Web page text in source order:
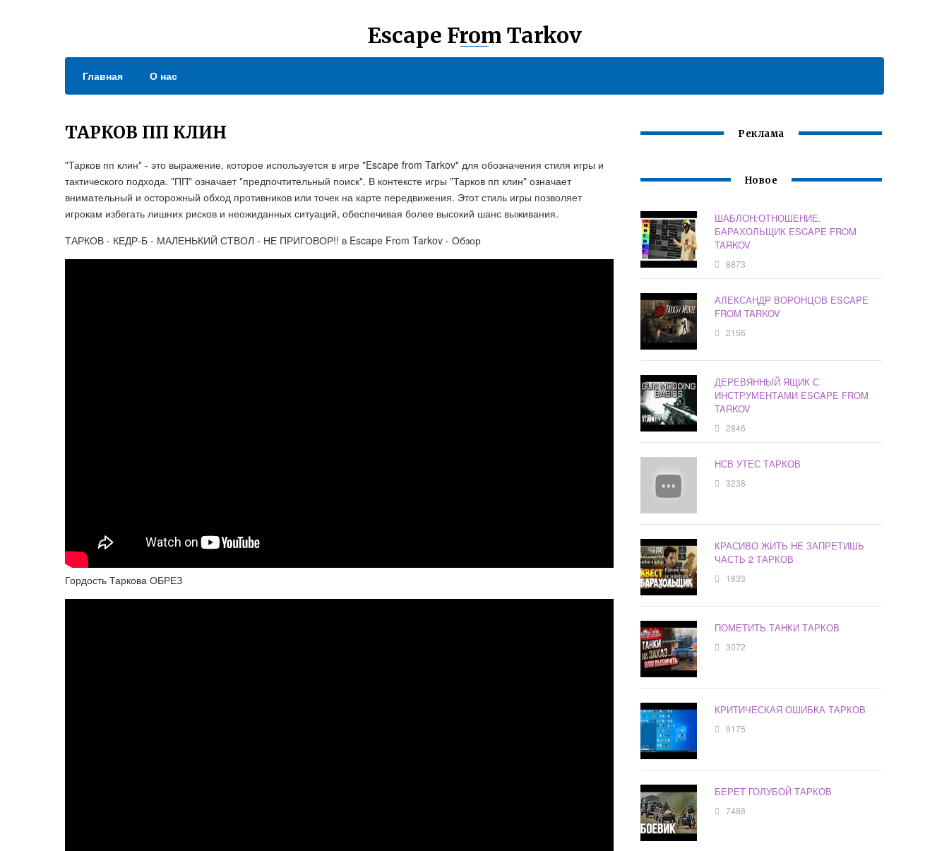
Escape From Tarkov
Главная О нас
ТАРКОВ ПП КЛИН
"Тарков пп клин" - это выражение, которое используется в игре "Escape from Tarkov" для обозначения стиля игры и
тактического подхода. "ПП" означает "предпочтительный поиск". В контексте игры "Тарков пп клин" означает
внимательный и осторожный обход противников или точек на карте передвижения. Этот стиль игры позволяет
игрокам избегать лишних рисков и неожиданных ситуаций, обеспечивая более высокий шанс выживания.
ТАРКОВ - КЕДР-Б - МАЛЕНЬКИЙ СТВОЛ - НЕ ПРИГОВОР!! в Escape From Tarkov - Обзор
Гордость Таркова ОБРЕЗ
Реклама
Новое
ШАБЛОН:ОТНОШЕНИЕ.
БАРАХОЛЬЩИК ESCAPE FROM
TARKOV
8873
АЛЕКСАНДР ВОРОНЦОВ ESCAPE
FROM TARKOV
2156
ДЕРЕВЯННЫЙ ЯЩИК С
ИНСТРУМЕНТАМИ ESCAPE FROM
TARKOV
2846
НСВ УТЕС ТАРКОВ
3238
КРАСИВО ЖИТЬ НЕ ЗАПРЕТИШЬ
ЧАСТЬ 2 ТАРКОВ
1833
ПОМЕТИТЬ ТАНКИ ТАРКОВ
3072
КРИТИЧЕСКАЯ ОШИБКА ТАРКОВ
9175
БЕРЕТ ГОЛУБОЙ ТАРКОВ
7488